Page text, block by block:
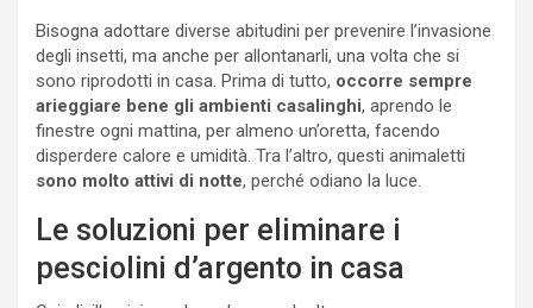
Bisogna adottare diverse abitudini per prevenire l’invasione
degli insetti, ma anche per allontanarli, una volta che si
sono riprodotti in casa. Prima di tutto, occorre sempre
arieggiare bene gli ambienti casalinghi, aprendo le
finestre ogni mattina, per almeno un’oretta, facendo
disperdere calore e umidità. Tra l’altro, questi animaletti
sono molto attivi di notte, perché odiano la luce.
Le soluzioni per eliminare i
pesciolini d’argento in casa